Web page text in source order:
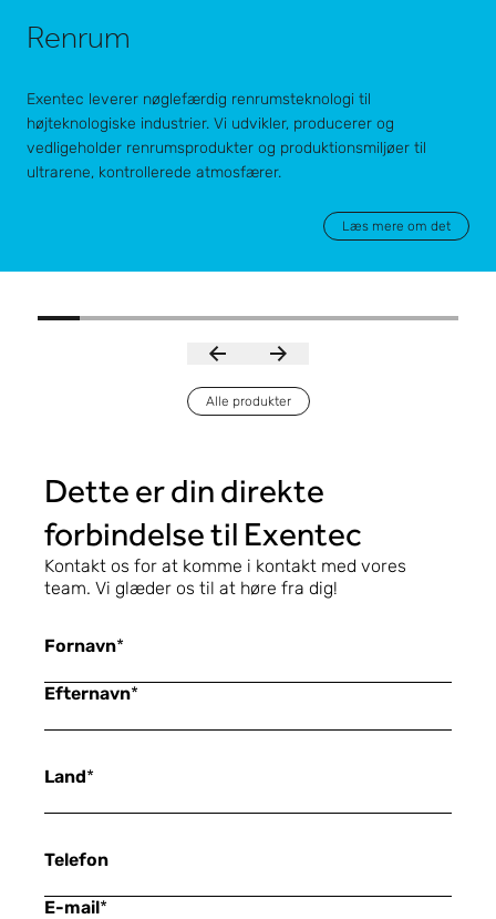
Renrum
Exentec leverer nøglefærdig renrumsteknologi til
højteknologiske industrier. Vi udvikler, producerer og
vedligeholder renrumsprodukter og produktionsmiljøer til
ultrarene, kontrollerede atmosfærer.
Læs mere om det
Alle produkter
Dette er din direkte
forbindelse til Exentec
Kontakt os for at komme i kontakt med vores
team. Vi glæder os til at høre fra dig!
Fornavn*
Efternavn*
Land*
Telefon
E-mail*